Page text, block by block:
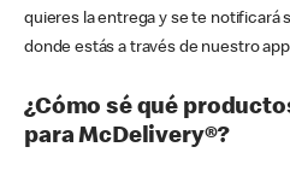
quieres la entrega y se te notificará
donde estás a través de nuestro
¿Cómo sé qué
para McDelivery®?